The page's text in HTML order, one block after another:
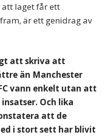
laget får ett
är ett genidrag av
att skriva att
än Manchester
vann enkelt utan att
Och lika
att de
i stort sett har blivit